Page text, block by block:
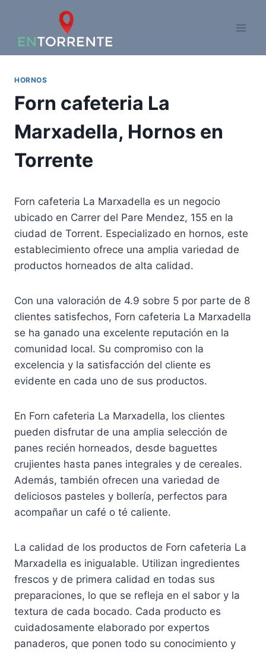
contenido
HORNOS
Forn cafeteria La
Marxadella, Hornos en
Torrente
Forn cafeteria La Marxadella es un negocio
ubicado en Carrer del Pare Mendez, 155 en la
ciudad de Torrent. Especializado en hornos, este
establecimiento ofrece una amplia variedad de
productos horneados de alta calidad.
Con una valoración de 4.9 sobre 5 por parte de 8
clientes satisfechos, Forn cafeteria La Marxadella
se ha ganado una excelente reputación en la
comunidad local. Su compromiso con la
excelencia y la satisfacción del cliente es
evidente en cada uno de sus productos.
En Forn cafeteria La Marxadella, los clientes
pueden disfrutar de una amplia selección de
panes recién horneados, desde baguettes
crujientes hasta panes integrales y de cereales.
Además, también ofrecen una variedad de
deliciosos pasteles y bollería, perfectos para
acompañar un café o té caliente.
La calidad de los productos de Forn cafeteria La
Marxadella es inigualable. Utilizan ingredientes
frescos y de primera calidad en todas sus
preparaciones, lo que se refleja en el sabor y la
textura de cada bocado. Cada producto es
cuidadosamente elaborado por expertos
panaderos, que ponen todo su conocimiento y